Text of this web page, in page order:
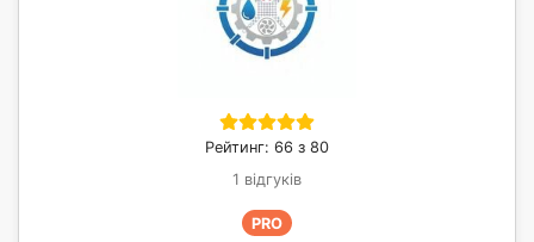
Рейтинг: 66 з 80
1 відгуків
PRO